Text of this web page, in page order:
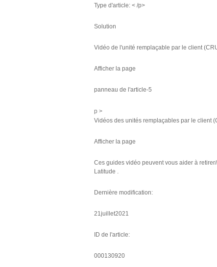
Type d'article: < /p>
Solution
Vidéo de l'unité remplaçable par le client
Afficher la page
panneau de l'article-5
p >
Vidéos des unités remplaçables par le client
Afficher la page
Ces guides vidéo peuvent vous aider à
Latitude .
Dernière modification:
21juillet2021
ID de l'article:
000130920